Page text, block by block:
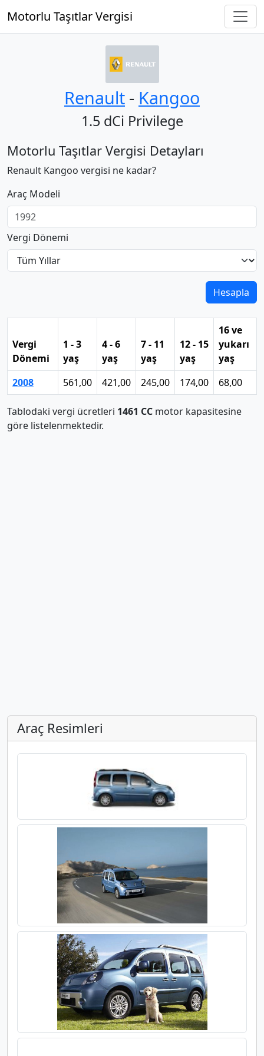
Motorlu Taşıtlar Vergisi
Renault ‐ Kangoo
1.5 dCi Privilege
Motorlu Taşıtlar Vergisi Detayları
Renault Kangoo vergisi ne kadar?
Araç Modeli
Vergi Dönemi
Hesapla
Vergi
Dönemi
1 - 3
yaş
4 - 6
yaş
7 - 11
yaş
12 - 15
yaş
16 ve
yukarı
yaş
2008
561,00 421,00 245,00 174,00 68,00
Tablodaki vergi ücretleri 1461 CC motor kapasitesine
göre listelenmektedir.
Araç Resimleri